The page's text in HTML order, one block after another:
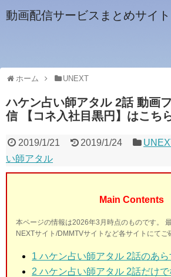
動画配信サービスまとめサイト
ホーム UNEXT
ハケン占い師アタル 2話 動画
信 【コネ入社目黒円】はこち
2019/1/21 2019/1/24
い師アタル
Main Contents
本ページの情報は2026年3月時点のものです。
NEXTサイト/DMMTVサイトなど各サイトにてご
1 ハケン占い師アタル 2話のあ
2 ハケン占い師アタル 2話だけ